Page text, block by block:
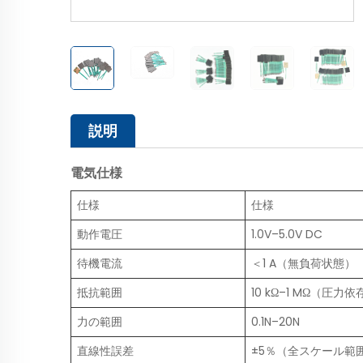
説明
電気仕様
仕様
仕様
動作電圧
1.0V–5.0V DC
待機電流
＜1 A（無負荷状態）
抵抗範囲
10 kΩ–1 MΩ（圧力依
力の範囲
0.1N–20N
直線性誤差
±5％（全スケール範